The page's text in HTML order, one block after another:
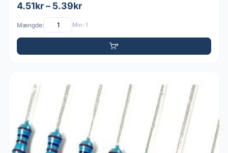
4.51kr – 5.39kr
Mængde: Min: 1